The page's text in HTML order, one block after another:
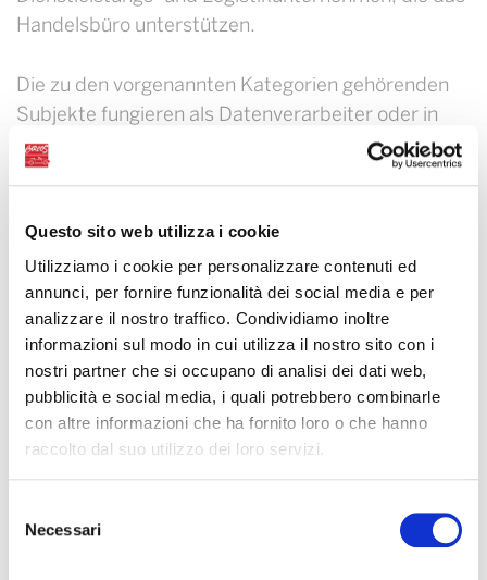
Questo sito web utilizza i cookie
Utilizziamo i cookie per personalizzare contenuti ed
annunci, per fornire funzionalità dei social media e per
analizzare il nostro traffico. Condividiamo inoltre
informazioni sul modo in cui utilizza il nostro sito con i
nostri partner che si occupano di analisi dei dati web,
pubblicità e social media, i quali potrebbero combinarle
con altre informazioni che ha fornito loro o che hanno
raccolto dal suo utilizzo dei loro servizi.
delNecessari
Handelsbüro unterstützen.
Die zu den vorgenannten Kategorien gehörenden
Subjekte fungieren als Datenverarbeiter oder in
völliger Autonomie als separate Datencontroller.
DATENÜBERTRAGUNG AN EIN DRITTES LAND
UND / ODER EINE INTERNATIONALE
ORGANISATION
Personenbezogene Daten können vorbehaltlich der
in Art. 3 festgelegten Grenzen und Bedingungen in
ein Drittland innerhalb oder außerhalb der
2016/679, um den mit der Übertragung